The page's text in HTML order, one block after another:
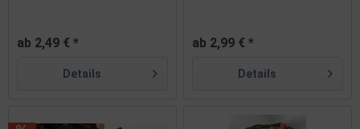
ab 2,49 € *
Details
ab 2,99 € *
Details